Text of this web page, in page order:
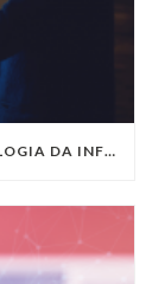
QUAIS SÃO AS TENDÊNCIAS DA TECNOLOGIA DA INFORMAÇÃO PARA 2023?